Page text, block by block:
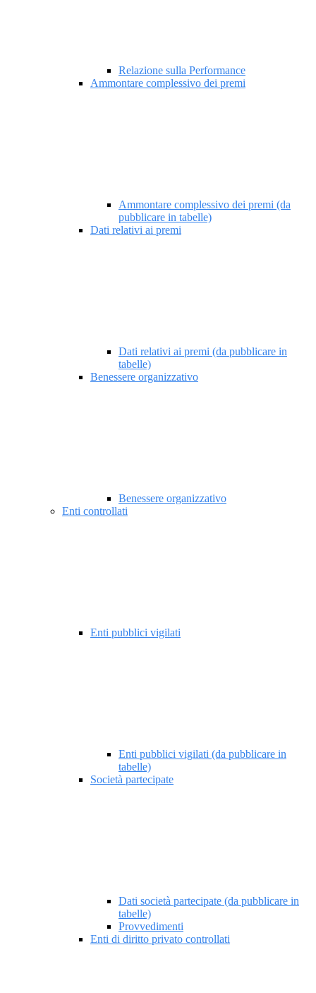
Relazione sulla Performance
Ammontare complessivo dei premi
Ammontare complessivo dei premi (da
pubblicare in tabelle)
Dati relativi ai premi
Dati relativi ai premi (da pubblicare in
tabelle)
Benessere organizzativo
Benessere organizzativo
Enti controllati
Enti pubblici vigilati
Enti pubblici vigilati (da pubblicare in
tabelle)
Società partecipate
Dati società partecipate (da pubblicare in
tabelle)
Provvedimenti
Enti di diritto privato controllati